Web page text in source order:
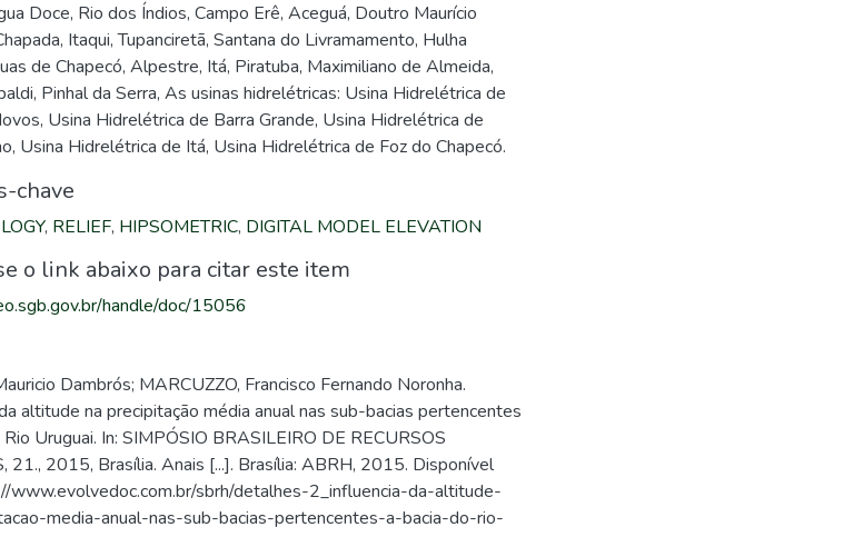
Doce, Rio dos Índios, Campo Erê, Aceguá, Doutro Maurício
Itaqui, Tupanciretã, Santana do Livramamento, Hulha
de Chapecó, Alpestre, Itá, Piratuba, Maximiliano de Almeida,
Pinhal da Serra, As usinas hidrelétricas: Usina Hidrelétrica de
Usina Hidrelétrica de Barra Grande, Usina Hidrelétrica de
Usina Hidrelétrica de Itá, Usina Hidrelétrica de Foz do Chapecó.
chave
, RELIEF, HIPSOMETRIC, DIGITAL MODEL ELEVATION
o link abaixo para citar este item
handle/doc/15056
Dambrós; MARCUZZO, Francisco Fernando Noronha.
altitude na precipitação média anual nas sub-bacias pertencentes
Uruguai. In: SIMPÓSIO BRASILEIRO DE RECURSOS
21., 2015, Brasília. Anais [...]. Brasília: ABRH, 2015. Disponível
www.evolvedoc.com.br/sbrh/detalhes-2_influencia-da-altitude-
media-anual-nas-sub-bacias-pertencentes-a-bacia-do-rio-